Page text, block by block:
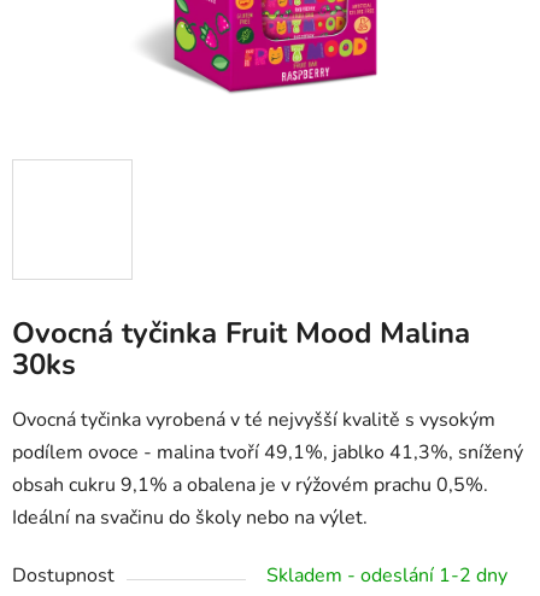
Ovocná tyčinka Fruit Mood Malina
30ks
Ovocná tyčinka vyrobená v té nejvyšší kvalitě s vysokým
podílem ovoce - malina tvoří 49,1%, jablko 41,3%, snížený
obsah cukru 9,1% a obalena je v rýžovém prachu 0,5%.
Ideální na svačinu do školy nebo na výlet.
Dostupnost
Skladem - odeslání 1-2 dny